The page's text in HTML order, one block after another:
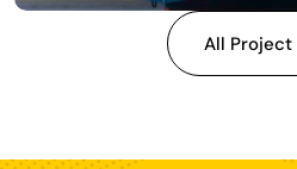
All Project